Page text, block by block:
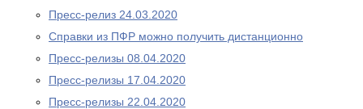
Пресс-релиз 24.03.2020
Справки из ПФР можно получить дистанционно
Пресс-релизы 08.04.2020
Пресс-релизы 17.04.2020
Пресс-релизы 22.04.2020